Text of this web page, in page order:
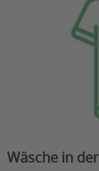
Wäsche in